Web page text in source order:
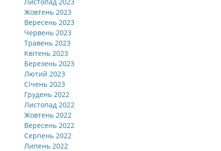
Жовтень 2023
Вересень 2023
Червень 2023
Травень 2023
Квітень 2023
Березень 2023
Лютий 2023
Січень 2023
Грудень 2022
Листопад 2022
Жовтень 2022
Вересень 2022
Серпень 2022
Липень 2022